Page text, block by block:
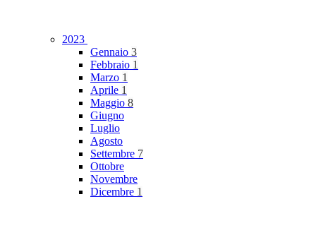
2023
Gennaio 3
Febbraio 1
Marzo 1
Aprile 1
Maggio 8
Giugno
Luglio
Agosto
Settembre 7
Ottobre
Novembre
Dicembre 1